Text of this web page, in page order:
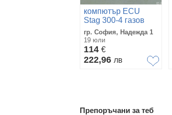
компютър ECU
Stag 300-4 газов
инжекцион
гр. София, Надежда 1
19 юли
114 €
222,96 лв
Препоръчани за теб